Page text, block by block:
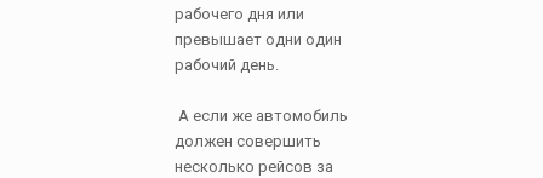
рабочего дня или
превышает одни один
рабочий день.
А если же автомобиль
должен совершить
несколько рейсов за